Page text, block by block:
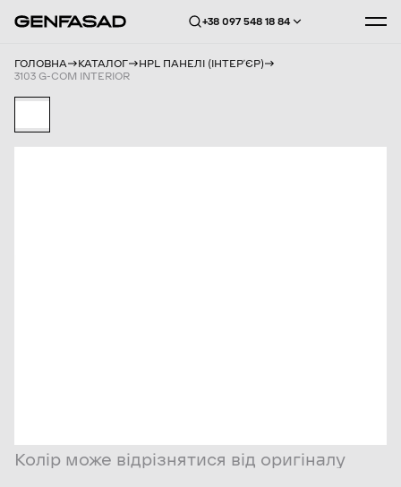
+38 097 548 18 84
ГОЛОВНА КАТАЛОГ
HPL ПАНЕЛІ (ІНТЕРʼЄР)
3103 G-COM INTERIOR
Колір може відрізнятися від оригіналу